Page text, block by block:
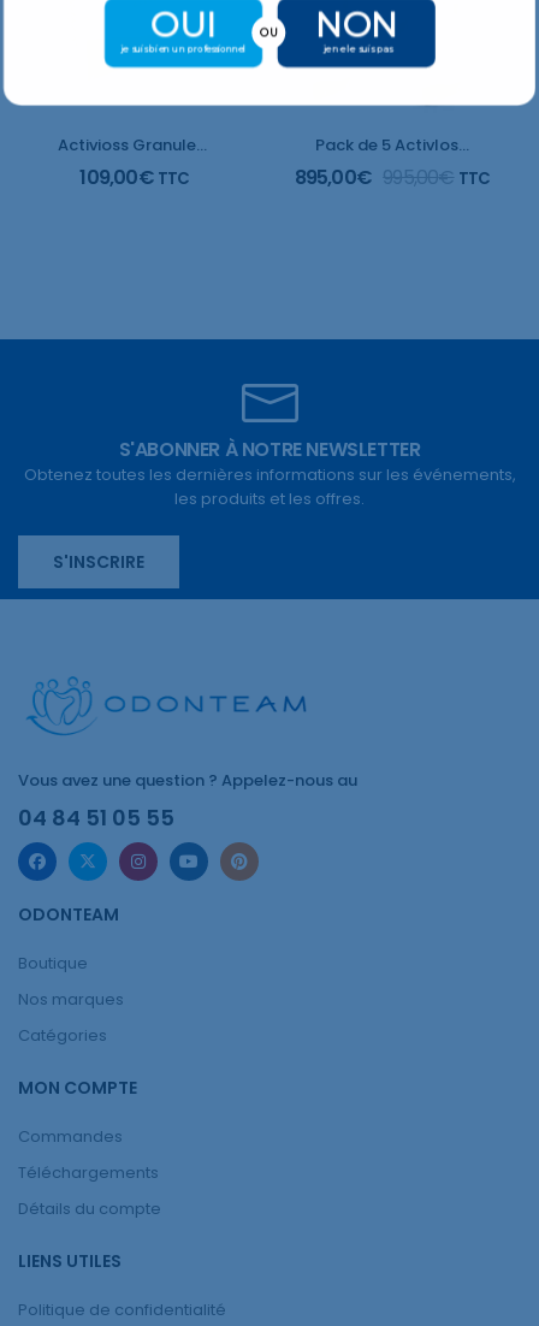
Activioss Granules 0,5
109,00€ TTC
Pack de 5 ActivIoss PUTTY
895,00€ 995,00€ TTC
S'ABONNER À NOTRE NEWSLETTER
Obtenez toutes les dernières informations sur les événements,
les produits et les offres.
S'INSCRIRE
Vous avez une question ? Appelez-nous au
04 84 51 05 55
ODONTEAM
Boutique
Nos marques
Catégories
MON COMPTE
Commandes
Téléchargements
Détails du compte
LIENS UTILES
Politique de confidentialité
OUI
je suis bien un professionnel
NON
je ne le suis pas
OU